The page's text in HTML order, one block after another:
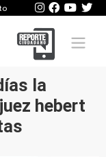
Mobile
la
hebert